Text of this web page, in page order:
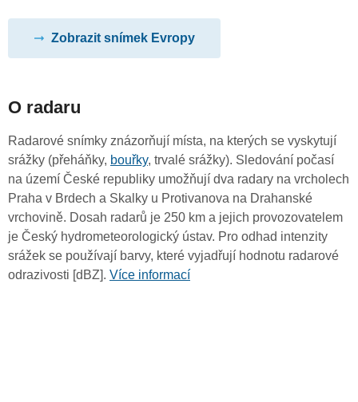
Zobrazit snímek Evropy
O radaru
Radarové snímky znázorňují místa, na kterých se vyskytují
srážky (přeháňky, bouřky, trvalé srážky). Sledování počasí
na území České republiky umožňují dva radary na vrcholech
Praha v Brdech a Skalky u Protivanova na Drahanské
vrchovině. Dosah radarů je 250 km a jejich provozovatelem
je Český hydrometeorologický ústav. Pro odhad intenzity
srážek se používají barvy, které vyjadřují hodnotu radarové
odrazivosti [dBZ]. Více informací